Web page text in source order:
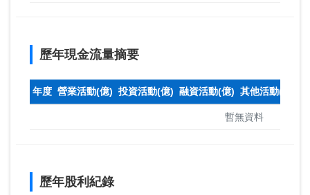
歷年現金流量摘要
年度 營業活動(億) 投資活動(億) 融資活動(億) 其他活動(億)
暫無資料
歷年股利紀錄